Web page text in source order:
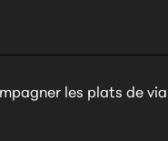
les plats de